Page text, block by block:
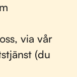
via vår
(du